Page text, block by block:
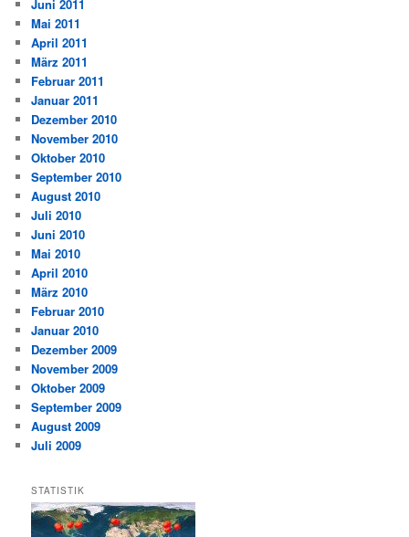
Juni 2011
Mai 2011
April 2011
März 2011
Februar 2011
Januar 2011
Dezember 2010
November 2010
Oktober 2010
September 2010
August 2010
Juli 2010
Juni 2010
Mai 2010
April 2010
März 2010
Februar 2010
Januar 2010
Dezember 2009
November 2009
Oktober 2009
September 2009
August 2009
Juli 2009
STATISTIK